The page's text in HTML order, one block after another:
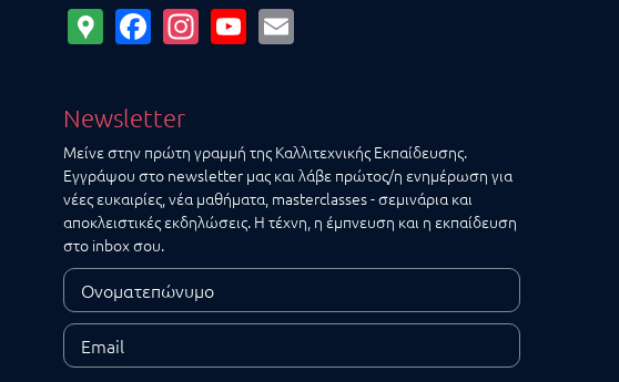
Google
Maps
Facebook
Instagram
YouTube
Newsletter
Μείνε στην πρώτη γραμμή της Καλλιτεχνικής Εκπαίδευσης.
Εγγράψου στο newsletter μας και λάβε πρώτος/η ενημέρωση για
νέες ευκαιρίες, νέα μαθήματα, masterclasses - σεμινάρια και
αποκλειστικές εκδηλώσεις. Η τέχνη, η έμπνευση και η εκπαίδευση
στο inbox σου.